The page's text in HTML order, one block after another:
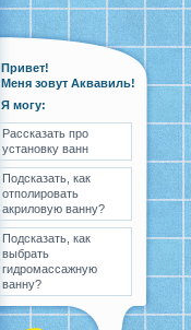
Привет!
Меня зовут Аквавиль!
Я могу:
Рассказать про
установку ванн
Подсказать, как
отполировать
акриловую ванну?
Подсказать, как
выбрать
гидромассажную
ванну?